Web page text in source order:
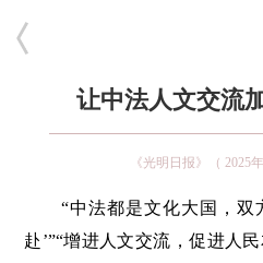
让中法人文交流
《光明日报》（ 2025
“中法都是文化大国，双
赴’”“增进人文交流，促进人